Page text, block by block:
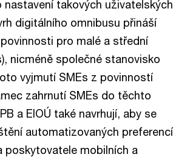
nastavení takových uživatelských
digitálního omnibusu přináší
pro malé a střední
nicméně společné stanovisko
vyjmutí SMEs z povinností
zahrnutí SMEs do těchto
a EIOÚ také navrhují, aby se
automatizovaných preferencí
poskytovatele mobilních a